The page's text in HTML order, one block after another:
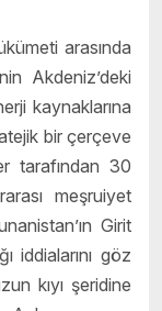
arasında
Akdeniz’deki
kaynaklarına
bir çerçeve
tarafından 30
meşruiyet
Girit
iddialarını göz
kıyı şeridine